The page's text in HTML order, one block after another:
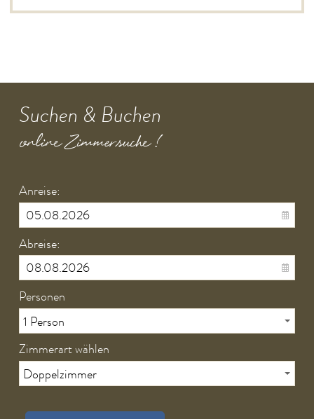
Suchen & Buchen
online Zimmersuche !
Anreise:
Abreise:
Personen
Zimmerart wählen